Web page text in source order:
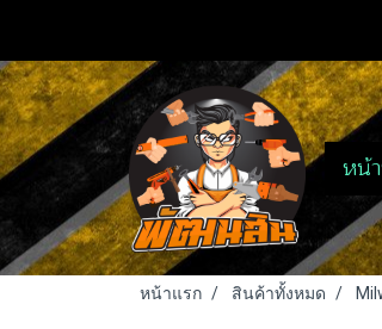
หน้
หน้าแรก สินค้าทั้งหมด